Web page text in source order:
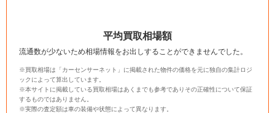
平均買取相場額
流通数が少ないため相場情報をお出しすることができませんでした。
※買取相場は「カーセンサーネット」に掲載された物件の価格を元に独自の集計ロジ
ックによって算出しています。
※本サイトに掲載している買取相場はあくまでも参考でありその正確性について保証
するものではありません。
※実際の査定額は車の装備や状態によって異なります。